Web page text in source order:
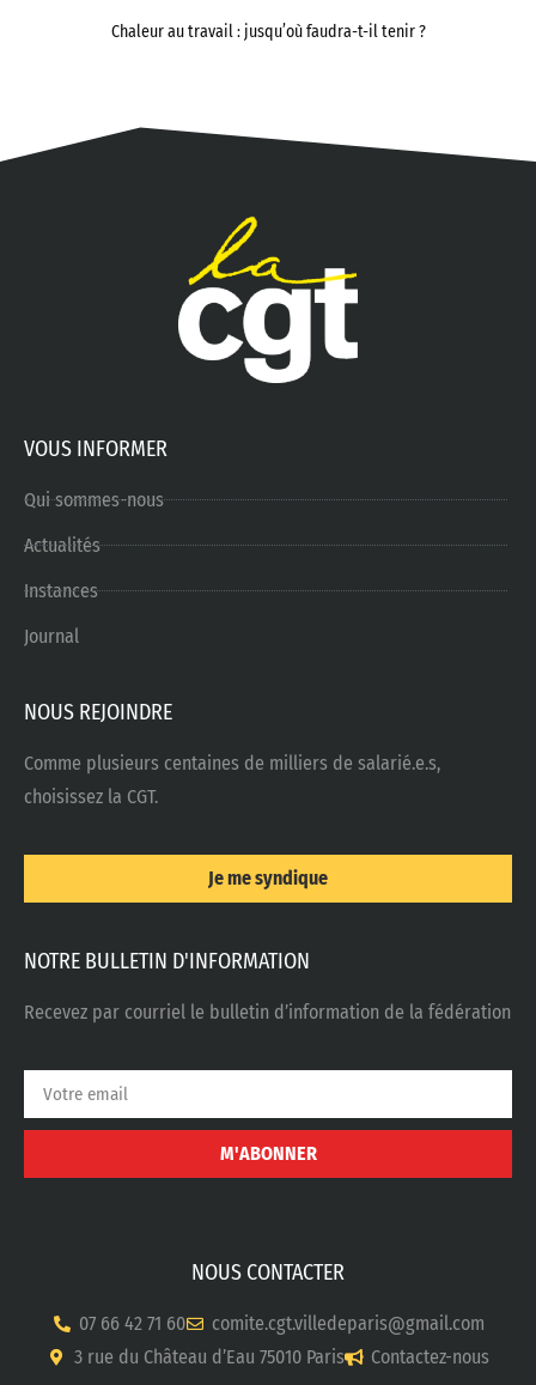
Chaleur au travail : jusqu’où faudra-t-il tenir ?
VOUS INFORMER
Qui sommes-nous
Actualités
Instances
Journal
NOUS REJOINDRE
Comme plusieurs centaines de milliers de salarié.e.s,
choisissez la CGT.
Je me syndique
NOTRE BULLETIN D'INFORMATION
Recevez par courriel le bulletin d’information de la fédération
M'ABONNER
NOUS CONTACTER
07 66 42 71 60
comite.cgt.villedeparis@gmail.com
3 rue du Château d’Eau 75010 Paris
Contactez-nous